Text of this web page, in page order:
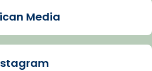
depressió. Fa gairebé
Lluís Companys, la
Media